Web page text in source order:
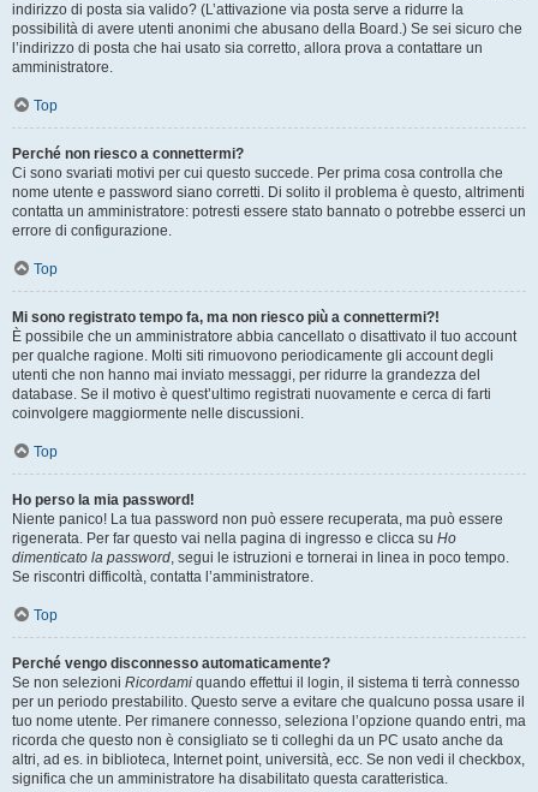
indirizzo di posta sia valido? (L’attivazione via posta serve a ridurre la
possibilità di avere utenti anonimi che abusano della Board.) Se sei sicuro che
l’indirizzo di posta che hai usato sia corretto, allora prova a contattare un
amministratore.
Top
Perché non riesco a connettermi?
Ci sono svariati motivi per cui questo succede. Per prima cosa controlla che
nome utente e password siano corretti. Di solito il problema è questo, altrimenti
contatta un amministratore: potresti essere stato bannato o potrebbe esserci un
errore di configurazione.
Top
Mi sono registrato tempo fa, ma non riesco più a connettermi?!
È possibile che un amministratore abbia cancellato o disattivato il tuo account
per qualche ragione. Molti siti rimuovono periodicamente gli account degli
utenti che non hanno mai inviato messaggi, per ridurre la grandezza del
database. Se il motivo è quest’ultimo registrati nuovamente e cerca di farti
coinvolgere maggiormente nelle discussioni.
Top
Ho perso la mia password!
Niente panico! La tua password non può essere recuperata, ma può essere
rigenerata. Per far questo vai nella pagina di ingresso e clicca su Ho
dimenticato la password, segui le istruzioni e tornerai in linea in poco tempo.
Se riscontri difficoltà, contatta l’amministratore.
Top
Perché vengo disconnesso automaticamente?
Se non selezioni Ricordami quando effettui il login, il sistema ti terrà connesso
per un periodo prestabilito. Questo serve a evitare che qualcuno possa usare il
tuo nome utente. Per rimanere connesso, seleziona l’opzione quando entri, ma
ricorda che questo non è consigliato se ti colleghi da un PC usato anche da
altri, ad es. in biblioteca, Internet point, università, ecc. Se non vedi il checkbox,
significa che un amministratore ha disabilitato questa caratteristica.